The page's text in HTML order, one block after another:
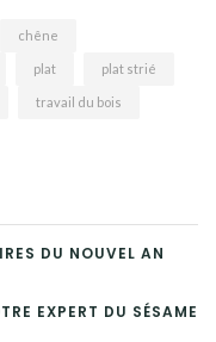
chêne
plat plat strié
travail du bois
DU NOUVEL AN
EXPERT DU SÉSAME